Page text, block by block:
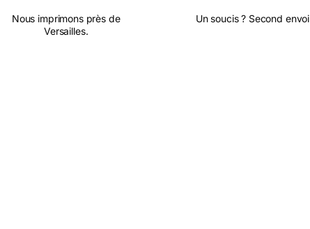
Nous imprimons près de
Versailles.
Un soucis ? Second